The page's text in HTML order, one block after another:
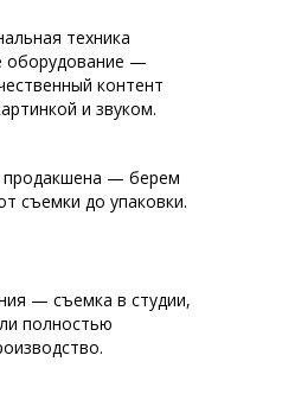
техника
оборудование —
контент
и звуком.
продакшена — берем
съемки до упаковки.
— съемка в студии,
полностью